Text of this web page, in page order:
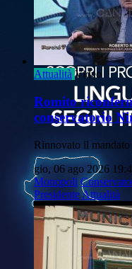
Attualità Video
Romito
conservatorio
Rinnovato il
gio, 06 ago 2026
Monopoli
PresidenteAttualità